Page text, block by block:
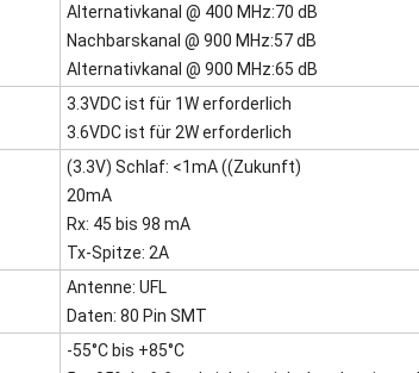
Alternativkanal @ 400 MHz:70 dB
Nachbarskanal @ 900 MHz:57 dB
Alternativkanal @ 900 MHz:65 dB
3.3VDC ist für 1W erforderlich
3.6VDC ist für 2W erforderlich
(3.3V) Schlaf: <1mA ((Zukunft)
20mA
Rx: 45 bis 98 mA
Tx-Spitze: 2A
Antenne: UFL
Daten: 80 Pin SMT
-55°C bis +85°C